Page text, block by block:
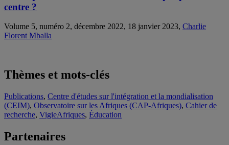
centre ?
Volume 5, numéro 2, décembre 2022, 18 janvier 2023, Charlie
Florent Mballa
Thèmes et mots-clés
Publications, Centre d'études sur l'intégration et la mondialisation
(CEIM), Observatoire sur les Afriques (CAP-Afriques), Cahier de
recherche, VigieAfriques, Éducation
Partenaires